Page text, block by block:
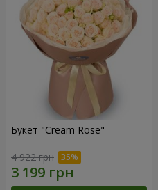
Букет "Cream Rose"
4 922 грн